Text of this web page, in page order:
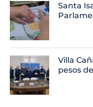
Santa
Villa
pesos